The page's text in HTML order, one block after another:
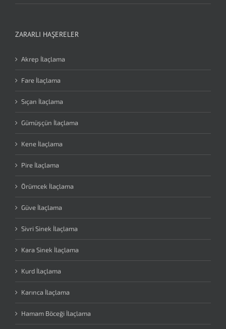
ZARARLI HAŞERELER
Akrep İlaçlama
Fare İlaçlama
Sıçan İlaçlama
Gümüşçün İlaçlama
Kene İlaçlama
Pire İlaçlama
Örümcek İlaçlama
Güve İlaçlama
Sivri Sinek İlaçlama
Kara Sinek İlaçlama
Kurd İlaçlama
Karınca İlaçlama
Hamam Böceği İlaçlama